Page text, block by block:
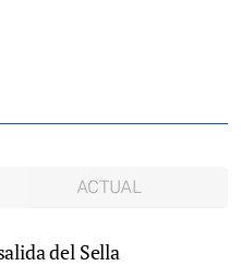
ACTUAL
del Sella